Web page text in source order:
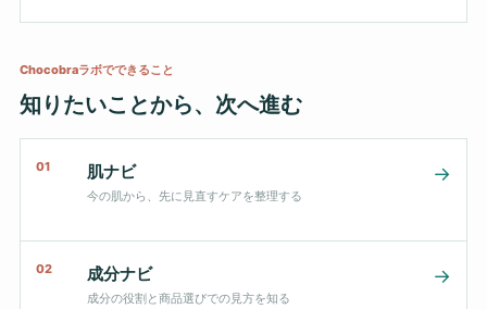
Chocobraラボでできること
知りたいことから、次へ進む
01 肌ナビ
今の肌から、先に見直すケアを整理する
→
02 成分ナビ
成分の役割と商品選びでの見方を知る
→